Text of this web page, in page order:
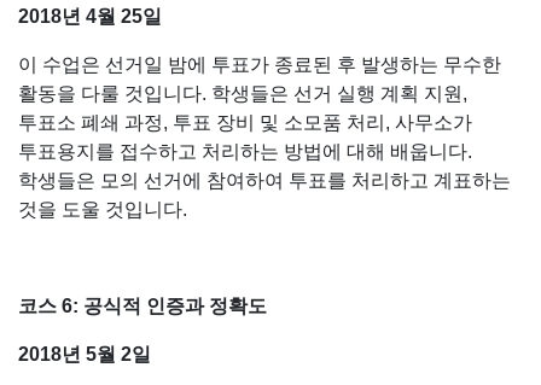
2018년 4월 25일
이 수업은 선거일 밤에 투표가 종료된 후 발생하는 무수한
활동을 다룰 것입니다. 학생들은 선거 실행 계획 지원,
투표소 폐쇄 과정, 투표 장비 및 소모품 처리, 사무소가
투표용지를 접수하고 처리하는 방법에 대해 배웁니다.
학생들은 모의 선거에 참여하여 투표를 처리하고 계표하는
것을 도울 것입니다.
코스 6: 공식적 인증과 정확도
2018년 5월 2일